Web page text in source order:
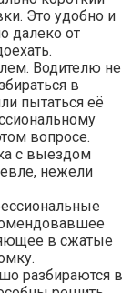
Это удобно и
далеко от
Водителю не
в
пытаться её
вопросе.
с выездом
нежели
в сжатые
разбираются в